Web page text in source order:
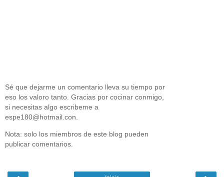
Sé que dejarme un comentario lleva su tiempo por
eso los valoro tanto. Gracias por cocinar conmigo,
si necesitas algo escribeme a
espe180@hotmail.con.
Nota: solo los miembros de este blog pueden
publicar comentarios.